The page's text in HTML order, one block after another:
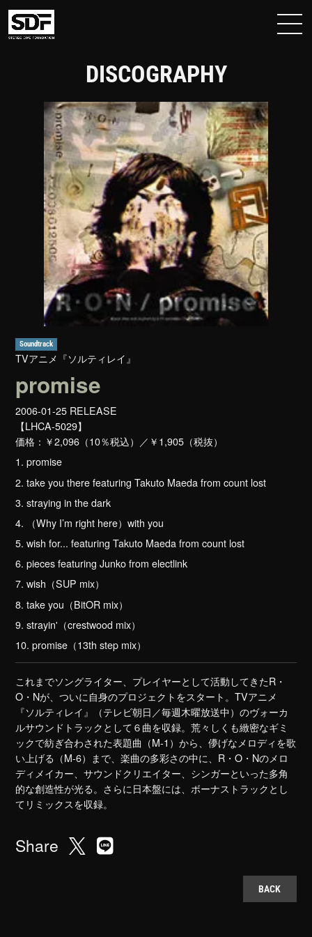
DISCOGRAPHY
Soundtrack
TVアニメ『ソルティレイ』
promise
2006-01-25 RELEASE
【LHCA-5029】
価格： ￥2,096（10％税込）／￥1,905（税抜）
1. promise
2. take you there featuring Takuto Maeda from count lost
3. straying in the dark
4. （Why I’m right here）with you
5. wish for... featuring Takuto Maeda from count lost
6. pieces featuring Junko from electlink
7. wish（SUP mix）
8. take you（BitOR mix）
9. strayin'（crestwood mix）
10. promise（13th step mix）
これまでソングライター、プレイヤーとして活動してきたR・
O・Nが、ついに自身のプロジェクトをスタート。TVアニメ
『ソルティレイ』（テレビ朝日／毎週木曜放送中）のヴォーカ
ルサウンドトラックとして６曲を収録。荒々しくも緻密なギミ
ックで紡ぎ合わされた表題曲（M-1）から、儚げなメロディを歌
い上げる（M-6）まで、楽曲の多彩さの中に、R・O・Nのメロ
ディメイカー、サウンドクリエイター、シンガーといった多角
的な創造性が光る。さらに日本盤には、ボーナストラックとし
てリミックスを収録。
Share
BACK